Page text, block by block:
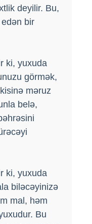
deyilir. Bu,
bir
ki, yuxuda
görmək,
məruz
belə,
ki, yuxuda
biləcəyinizə
mal, həm
Bu